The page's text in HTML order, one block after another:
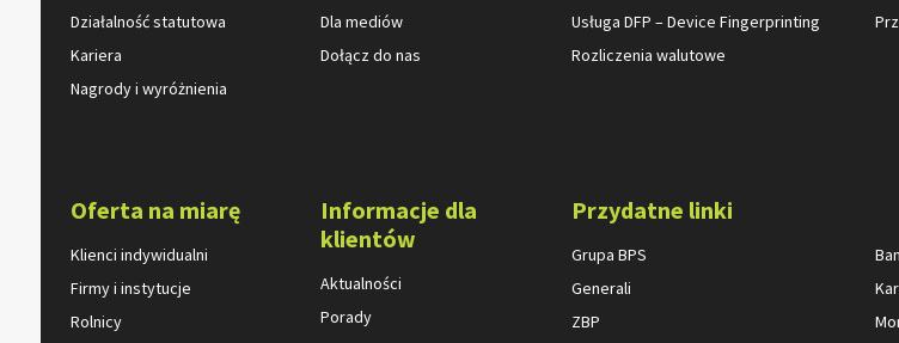
Działalność statutowa
Kariera
Nagrody i wyróżnienia
Dla mediów
Dołącz do nas
Usługa DFP – Device Fingerprinting
Rozliczenia walutowe
Oferta na miarę
Klienci indywidualni
Firmy i instytucje
Rolnicy
Informacje dla
klientów
Aktualności
Porady
Przydatne linki
Grupa BPS
Generali
ZBP